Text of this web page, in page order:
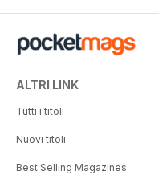
ALTRI LINK
Tutti i titoli
Nuovi titoli
Best Selling Magazines